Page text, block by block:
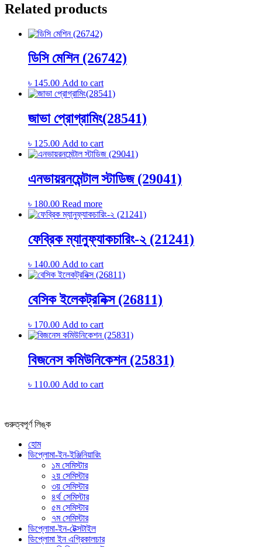
Related products
ডিসি মেশিন (26742)
৳ 145.00 Add to cart
জাভা প্রোগ্রামিং(28541)
৳ 125.00 Add to cart
এনভায়রনমেন্টাল স্টাডিজ (29041)
৳ 180.00 Read more
ফেব্রিক ম্যানুফ্যাকচারিং-২ (21241)
৳ 140.00 Add to cart
বেসিক ইলেকট্রনিক্স (26811)
৳ 170.00 Add to cart
বিজনেস কমিউনিকেশন (25831)
৳ 110.00 Add to cart
গুরুত্বপূর্ণ লিঙ্ক
হোম
ডিপ্লোমা-ইন-ইঞ্জিনিয়ারিং
১ম সেমিস্টার
২য় সেমিস্টার
৩য় সেমিস্টার
৪র্থ সেমিস্টার
৫ম সেমিস্টার
৭ম সেমিস্টার
ডিপ্লোমা-ইন-টেক্সটাইল
ডিপ্লোমা ইন এগ্রিকালচার